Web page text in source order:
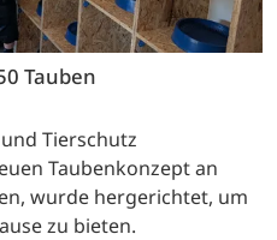
Tauben
Tierschutz
Taubenkonzept an
wurde hergerichtet, um
zu bieten.